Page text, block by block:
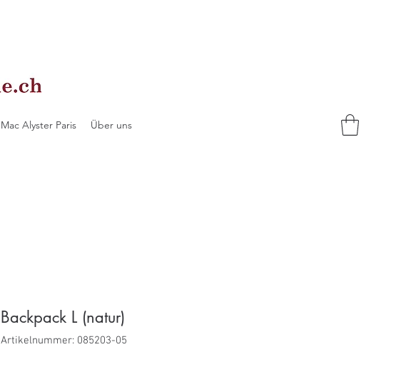
Mac Alyster Paris Über uns
Backpack L (natur)
Artikelnummer: 085203-05